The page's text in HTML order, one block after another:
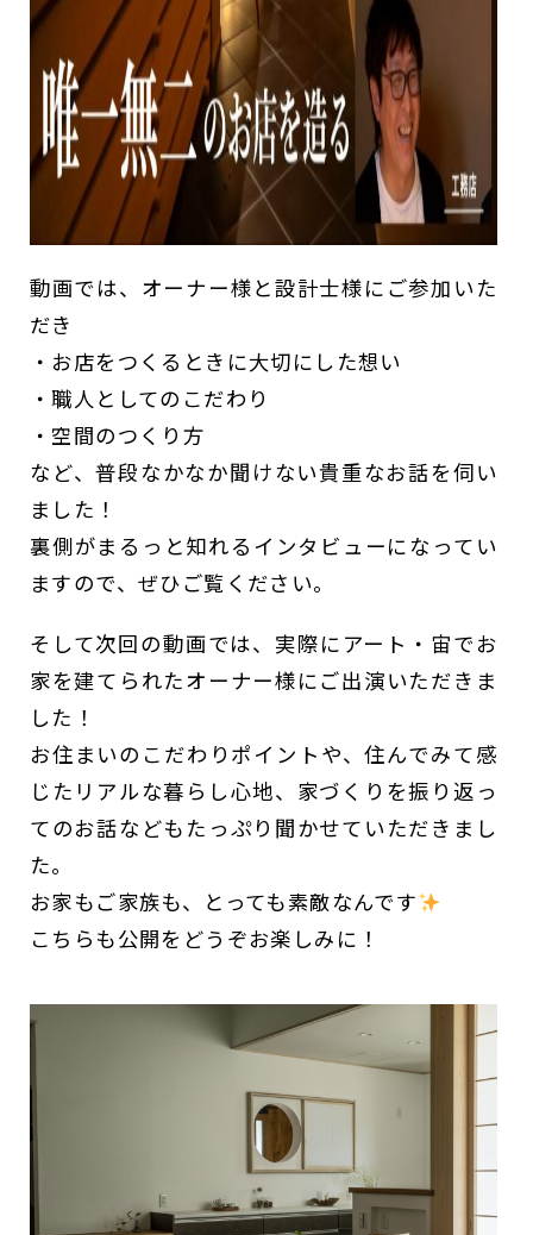
動画では、オーナー様と設計士様にご参加いた
だき
・お店をつくるときに大切にした想い
・職人としてのこだわり
・空間のつくり方
など、普段なかなか聞けない貴重なお話を伺い
ました！
裏側がまるっと知れるインタビューになってい
ますので、ぜひご覧ください。
そして次回の動画では、実際にアート・宙でお
家を建てられたオーナー様にご出演いただきま
した！
お住まいのこだわりポイントや、住んでみて感
じたリアルな暮らし心地、家づくりを振り返っ
てのお話などもたっぷり聞かせていただきまし
た。
お家もご家族も、とっても素敵なんです
こちらも公開をどうぞお楽しみに！